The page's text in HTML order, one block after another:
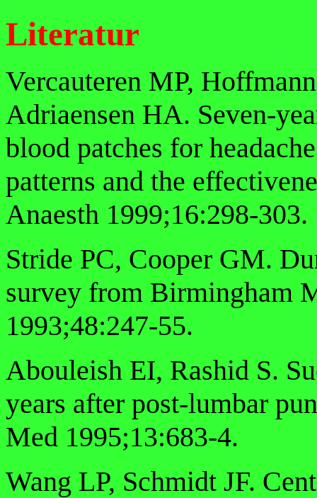
Literatur
Vercauteren MP,
Adriaensen HA. Seven-
blood patches for
patterns and the
Anaesth 1999;16:298-303.
Stride PC, Cooper GM.
survey from Birmingham
1993;48:247-55.
Abouleish EI, Rashid S.
years after post-lumbar
Med 1995;13:683-4.
Wang LP, Schmidt JF.